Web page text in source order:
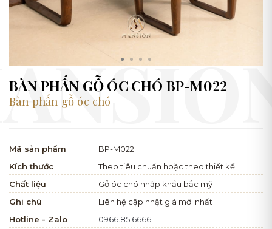
BÀN PHẤN GỖ ÓC CHÓ BP-M022
Bàn phấn gỗ óc chó
Mã sản phẩm
BP-M022
Kích thước
Theo tiêu chuẩn hoặc theo thiết kế
Chất liệu
Gỗ óc chó nhập khẩu bắc mỹ
Ghi chú
Liên hệ cập nhật giá mới nhất
Hotline - Zalo
0966.85.6666